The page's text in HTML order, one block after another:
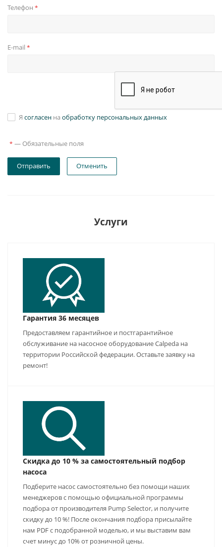
Телефон *
E-mail *
Я согласен на обработку персональных данных
* — Обязательные поля
Отправить Отменить
Услуги
Гарантия 36 месяцев
Предоставляем гарантийное и постгарантийное
обслуживание на насосное оборудование Calpeda на
территории Российской федерации. Оставьте заявку на
ремонт!
Скидка до 10 % за самостоятельный подбор
насоса
Подберите насос самостоятельно без помощи наших
менеджеров с помощью официальной программы
подбора от производителя Pump Selector, и получите
скидку до 10 %! После окончания подбора присылайте
нам PDF с подобранной моделью, и мы выставим вам
счет минус до 10% от розничной цены.